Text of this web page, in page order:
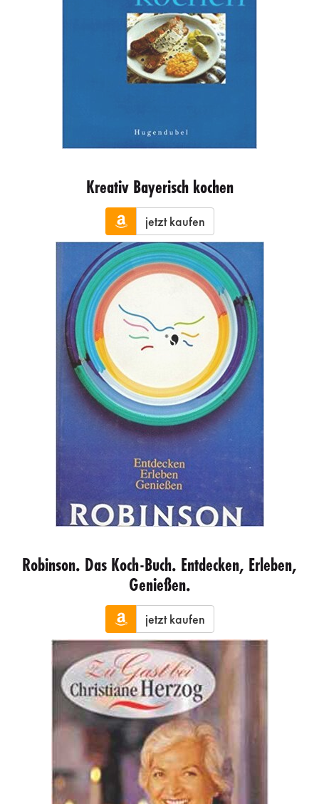
Kreativ Bayerisch kochen
jetzt kaufen
Robinson. Das Koch-Buch. Entdecken, Erleben,
Genießen.
jetzt kaufen